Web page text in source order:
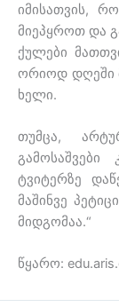
იმისათვის,
მიეპყროთ და
ქულები
ორიოდ დღეში
ხელი.
თუმცა,
ტვიტერზე
მაშინვე
მიდგომაა.“
წყარო: